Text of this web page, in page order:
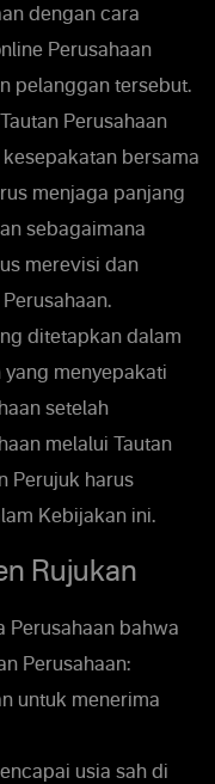
dengan cara
Perusahaan
pelanggan tersebut.
Perusahaan
bersama
menjaga panjang
sebagaimana
merevisi dan
ditetapkan dalam
menyepakati
setelah
melalui Tautan
Perujuk harus
Kebijakan ini.
Rujukan
Perusahaan bahwa
Perusahaan:
untuk menerima
usia sah di